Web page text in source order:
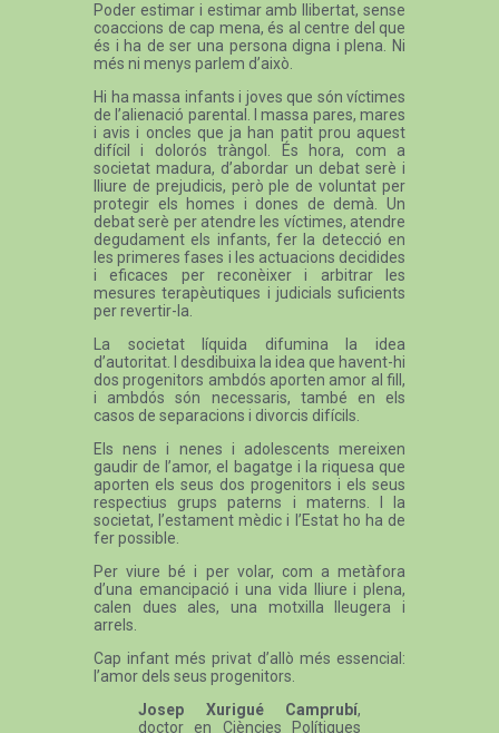
Poder estimar i estimar amb llibertat, sense
coaccions de cap mena, és al centre del que
és i ha de ser una persona digna i plena. Ni
més ni menys parlem d’això.
Hi ha massa infants i joves que són víctimes
de l’alienació parental. I massa pares, mares
i avis i oncles que ja han patit prou aquest
difícil i dolorós tràngol. És hora, com a
societat madura, d’abordar un debat serè i
lliure de prejudicis, però ple de voluntat per
protegir els homes i dones de demà. Un
debat serè per atendre les víctimes, atendre
degudament els infants, fer la detecció en
les primeres fases i les actuacions decidides
i eficaces per reconèixer i arbitrar les
mesures terapèutiques i judicials suficients
per revertir-la.
La societat líquida difumina la idea
d’autoritat. I desdibuixa la idea que havent-hi
dos progenitors ambdós aporten amor al fill,
i ambdós són necessaris, també en els
casos de separacions i divorcis difícils.
Els nens i nenes i adolescents mereixen
gaudir de l’amor, el bagatge i la riquesa que
aporten els seus dos progenitors i els seus
respectius grups paterns i materns. I la
societat, l’estament mèdic i l’Estat ho ha de
fer possible.
Per viure bé i per volar, com a metàfora
d’una emancipació i una vida lliure i plena,
calen dues ales, una motxilla lleugera i
arrels.
Cap infant més privat d’allò més essencial:
l’amor dels seus progenitors.
Josep Xurigué Camprubí,
doctor en Ciències Polítiques